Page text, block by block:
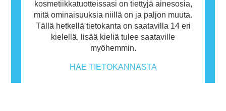
kosmetiikkatuotteissasi on tiettyjä ainesosia,
mitä ominaisuuksia niillä on ja paljon muuta.
Tällä hetkellä tietokanta on saatavilla 14 eri
kielellä, lisää kieliä tulee saataville
myöhemmin.
HAE TIETOKANNASTA